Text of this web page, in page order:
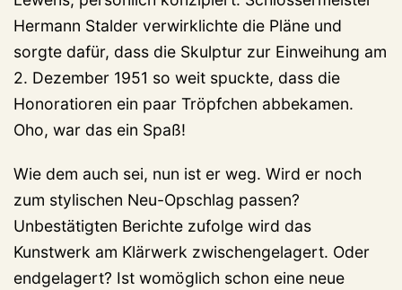
Hermann Stalder verwirklichte die Pläne und
sorgte dafür, dass die Skulptur zur Einweihung am
2. Dezember 1951 so weit spuckte, dass die
Honoratioren ein paar Tröpfchen abbekamen.
Oho, war das ein Spaß!
Wie dem auch sei, nun ist er weg. Wird er noch
zum stylischen Neu-Opschlag passen?
Unbestätigten Berichte zufolge wird das
Kunstwerk am Klärwerk zwischengelagert. Oder
endgelagert? Ist womöglich schon eine neue